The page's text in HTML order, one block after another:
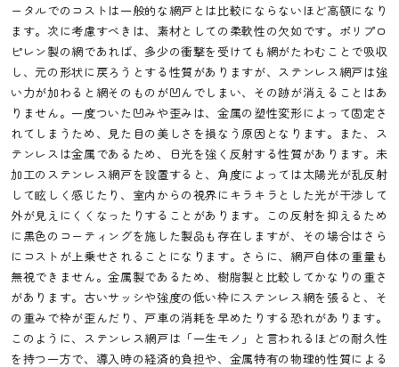
ータルでのコストは一般的な網戸とは比較にならないほど高額になり
ます。次に考慮すべきは、素材としての柔軟性の欠如です。ポリプロ
ピレン製の網であれば、多少の衝撃を受けても網がたわむことで吸収
し、元の形状に戻ろうとする性質がありますが、ステンレス網戸は強
い力が加わると網そのものが凹んでしまい、その跡が消えることはあ
りません。一度ついた凹みや歪みは、金属の塑性変形によって固定さ
れてしまうため、見た目の美しさを損なう原因となります。また、ス
テンレスは金属であるため、日光を強く反射する性質があります。未
加工のステンレス網戸を設置すると、角度によっては太陽光が乱反射
して眩しく感じたり、室内からの視界にキラキラとした光が干渉して
外が見えにくくなったりすることがあります。この反射を抑えるため
に黒色のコーティングを施した製品も存在しますが、その場合はさら
にコストが上乗せされることになります。さらに、網戸自体の重量も
無視できません。金属製であるため、樹脂製と比較してかなりの重さ
があります。古いサッシや強度の低い枠にステンレス網を張ると、そ
の重みで枠が歪んだり、戸車の消耗を早めたりする恐れがあります。
このように、ステンレス網戸は「一生モノ」と言われるほどの耐久性
を持つ一方で、導入時の経済的負担や、金属特有の物理的性質による